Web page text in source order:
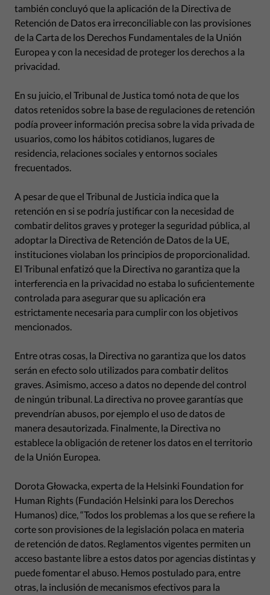
también concluyó que la aplicación de la Directiva de
Retención de Datos era irreconciliable con las provisiones
de la Carta de los Derechos Fundamentales de la Unión
Europea y con la necesidad de proteger los derechos a la
privacidad.
En su juicio, el Tribunal de Justica tomó nota de que los
datos retenidos sobre la base de regulaciones de retención
podía proveer información precisa sobre la vida privada de
usuarios, como los hábitos cotidianos, lugares de
residencia, relaciones sociales y entornos sociales
frecuentados.
A pesar de que el Tribunal de Justicia indica que la
retención en si se podría justificar con la necesidad de
combatir delitos graves y proteger la seguridad pública, al
adoptar la Directiva de Retención de Datos de la UE,
instituciones violaban los principios de proporcionalidad.
El Tribunal enfatizó que la Directiva no garantiza que la
interferencia en la privacidad no estaba lo suficientemente
controlada para asegurar que su aplicación era
estrictamente necesaria para cumplir con los objetivos
mencionados.
Entre otras cosas, la Directiva no garantiza que los datos
serán en efecto solo utilizados para combatir delitos
graves. Asimismo, acceso a datos no depende del control
de ningún tribunal. La directiva no provee garantías que
prevendrían abusos, por ejemplo el uso de datos de
manera desautorizada. Finalmente, la Directiva no
establece la obligación de retener los datos en el territorio
de la Unión Europea.
Dorota Głowacka, experta de la Helsinki Foundation for
Human Rights (Fundación Helsinki para los Derechos
Humanos) dice, “Todos los problemas a los que se refiere la
corte son provisiones de la legislación polaca en materia
de retención de datos. Reglamentos vigentes permiten un
acceso bastante libre a estos datos por agencias distintas y
puede fomentar el abuso. Hemos postulado para, entre
otras, la inclusión de mecanismos efectivos para la